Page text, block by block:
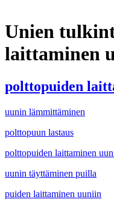
Unien
laittaminen
polttopuiden
uunin lämmittäminen
polttopuun lastaus
polttopuiden laittaminen
uunin täyttäminen puilla
puiden laittaminen uuniin